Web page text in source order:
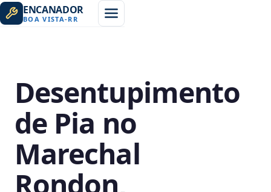
ENCANADOR
BOA VISTA-RR
Desentupimento
de Pia no
Marechal
Rondon,